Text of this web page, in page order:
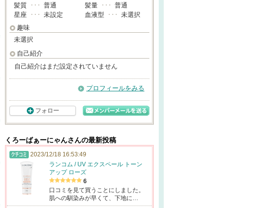
髪質 ･･･ 普通 髪量 ･･･ 普通
星座 ･･･ 未設定 血液型 ･･･ 未選択
趣味
未選択
自己紹介
自己紹介はまだ設定されていません
プロフィールをみる
フォロー
くろーばぁーにゃんさんの最新投稿
2023/12/18 16:53:49
ランコム / UV エクスペール トーン
アップ ローズ
6
口コミを見て買うことにしました。
肌への馴染みが早くて、下地に…